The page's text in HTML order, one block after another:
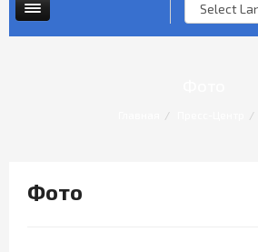
Опросы и анкеты
Фото